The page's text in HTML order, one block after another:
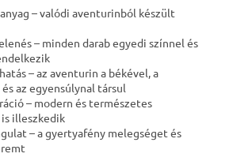
– valódi aventurinból készült
– minden darab egyedi színnel és
– az aventurin a békével, a
az egyensúlynal társul
– modern és természetes
illeszkedik
– a gyertyafény melegséget és